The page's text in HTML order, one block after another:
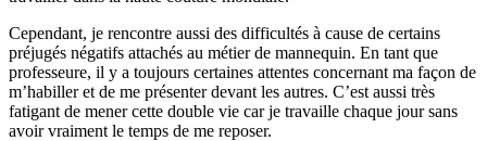
Cependant, je rencontre aussi des difficultés à cause de certains
préjugés négatifs attachés au métier de mannequin. En tant que
professeure, il y a toujours certaines attentes concernant ma façon de
m’habiller et de me présenter devant les autres. C’est aussi très
fatigant de mener cette double vie car je travaille chaque jour sans
avoir vraiment le temps de me reposer.